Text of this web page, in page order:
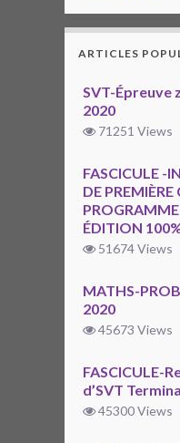
ARTICLES
SVT-Épreuve
2020
71251 Views
FASCICULE -
DE
ÉDITION
51674 Views
MATHS-
2020
45673 Views
FASCICULE-
d’SVT
45300 Views